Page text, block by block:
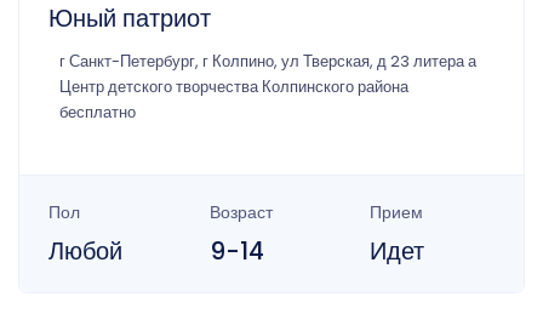
Юный патриот
г Санкт-Петербург, г Колпино, ул Тверская, д 23 литера а
Центр детского творчества Колпинского района
бесплатно
Пол
Любой
Возраст
9-14
Прием
Идет